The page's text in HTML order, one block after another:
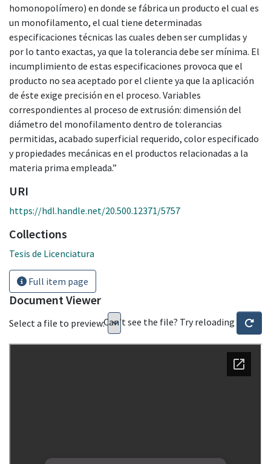
homonopolímero) en donde se fábrica un producto el cual es
un monofilamento, el cual tiene determinadas
especificaciones técnicas las cuales deben ser cumplidas y
por lo tanto exactas, ya que la tolerancia debe ser mínima. El
incumplimiento de estas especificaciones provoca que el
producto no sea aceptado por el cliente ya que la aplicación
de éste exige precisión en el proceso. Variables
correspondientes al proceso de extrusión: dimensión del
diámetro del monofilamento dentro de tolerancias
permitidas, acabado superficial requerido, color especificado
y propiedades mecánicas en el productos relacionadas a la
materia prima empleada.”
URI
https://hdl.handle.net/20.500.12371/5757
Collections
Tesis de Licenciatura
Full item page
Document Viewer
Select a file to preview:Can't see the file? Try reloading